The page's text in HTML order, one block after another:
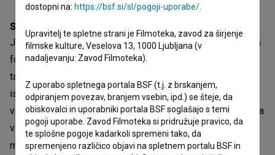
Sinopsis
Jure in Julija živita v zvezi, ki jo pretežno ohranjajo klišeji in
formalnosti, zato je prizadevanje, da bi imela otroka, Juliji
tako rekoč nujno. Ko izve dobro novico, je vsa iz sebe ‒
istega dne pa ji Jure pove, da jo zapušča. Tako na božični
večer Julija spet sama obišče starše, da bi z njimi preživela
vsakoletni družinski protokol: božično večerjo. Srečanje z
mamo, še vedno polno življenjske m
dostopni na: https://bsf.si/sl/pogoji-uporabe/
Upravitelj te spletne strani je Filmoteka, zavod za širjenje
filmske kulture, Veselova 13, 1000 Ljubljana (v
nadaljevanju: Zavod Filmoteka).
Z uporabo spletnega portala BSF (t.j. z brskanjem,
odpiranjem povezav, branjem vsebin, ipd.) se šteje, da
obiskovalci in uporabniki portala BSF soglašajo s temi
pogoji uporabe. Zavod Filmoteka si pridružuje pravico, da
te splošne pogoje kadarkoli spremeni tako, da
spremenjeno različico objavi na spletnem portalu BSF in